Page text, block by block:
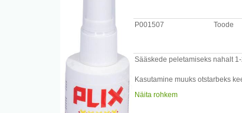
P001507 Toode
Sääskede peletamiseks nahalt
Kasutamine muuks otstarbeks
Näita rohkem